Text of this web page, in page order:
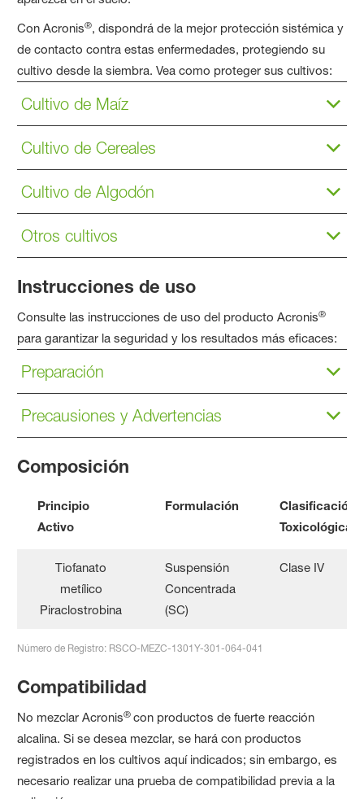
Con Acronis®, dispondrá de la mejor protección sistémica y
de contacto contra estas enfermedades, protegiendo su
cultivo desde la siembra. Vea como proteger sus cultivos:
Cultivo de Maíz
Cultivo de Cereales
Cultivo de Algodón
Otros cultivos
Instrucciones de uso
Consulte las instrucciones de uso del producto Acronis®
para garantizar la seguridad y los resultados más eficaces:
Preparación
Precausiones y Advertencias
Composición
Principio
Activo
Formulación
Clasificación
Toxicológica
Tiofanato
metílico
Piraclostrobina
Suspensión
Concentrada
(SC)
Clase IV
Número de Registro: RSCO-MEZC-1301Y-301-064-041
Compatibilidad
No mezclar Acronis®con productos de fuerte reacción
alcalina. Si se desea mezclar, se hará con productos
registrados en los cultivos aquí indicados; sin embargo, es
necesario realizar una prueba de compatibilidad previa a la